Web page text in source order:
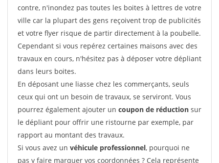
contre, n'inondez pas toutes les boites à lettres de votre
ville car la plupart des gens reçoivent trop de publicités
et votre flyer risque de partir directement à la poubelle.
Cependant si vous repérez certaines maisons avec des
travaux en cours, n'hésitez pas à déposer votre dépliant
dans leurs boites.
En déposant une liasse chez les commerçants, seuls
ceux qui ont un besoin de travaux, se serviront. Vous
pourrez également ajouter un coupon de réduction sur
le dépliant pour offrir une ristourne par exemple, par
rapport au montant des travaux.
Si vous avez un véhicule professionnel, pourquoi ne
pas y faire marquer vos coordonnées ? Cela représente